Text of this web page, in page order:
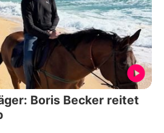
Boris Becker reitet